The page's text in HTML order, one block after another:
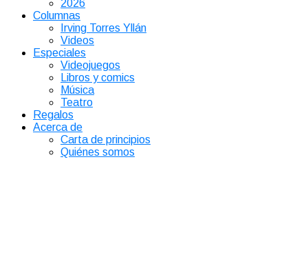
2026
Columnas
Irving Torres Yllán
Videos
Especiales
Videojuegos
Libros y comics
Música
Teatro
Regalos
Acerca de
Carta de principios
Quiénes somos